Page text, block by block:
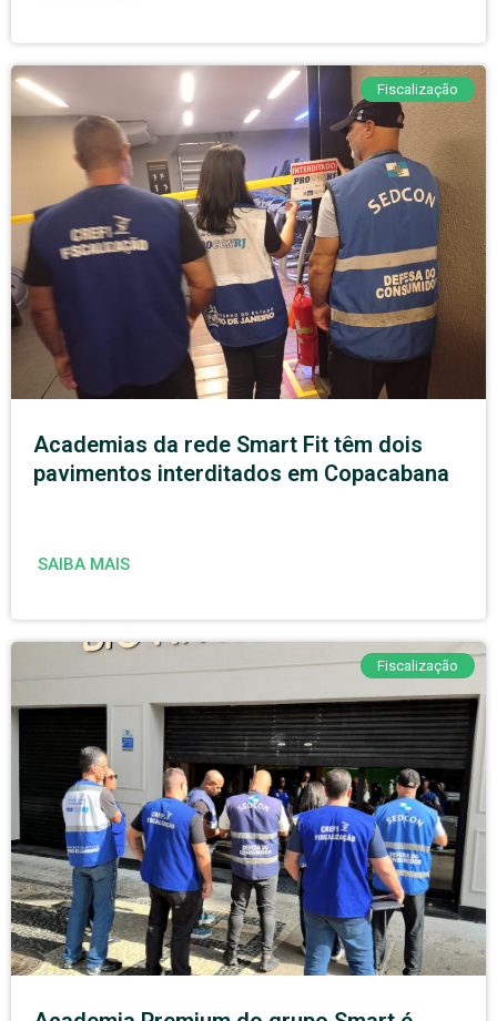
Fiscalização
Academias da rede Smart Fit têm dois
pavimentos interditados em Copacabana
SAIBA MAIS
Fiscalização